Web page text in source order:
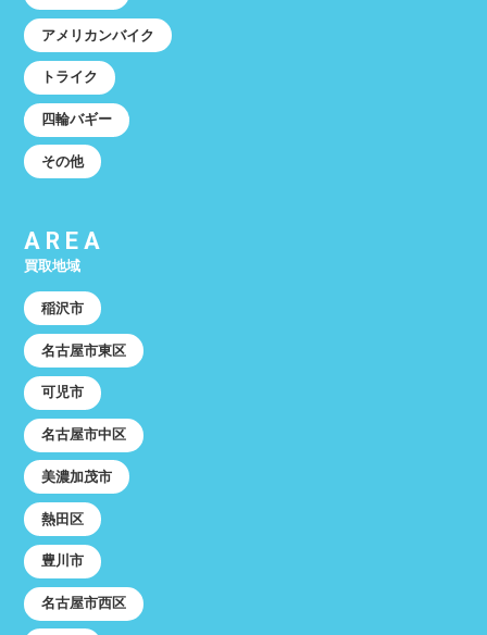
アメリカンバイク
トライク
四輪バギー
その他
AREA
買取地域
稲沢市
名古屋市東区
可児市
名古屋市中区
美濃加茂市
熱田区
豊川市
名古屋市西区